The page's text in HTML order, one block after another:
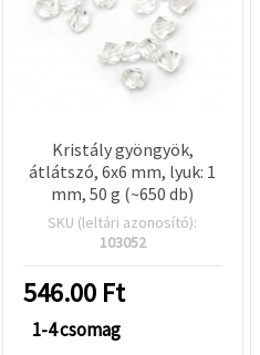
Kristály gyöngyök,
átlátszó, 6x6 mm, lyuk: 1
mm, 50 g (~650 db)
SKU (leltári azonosító):
103052
546.00 Ft
1-4 csomag